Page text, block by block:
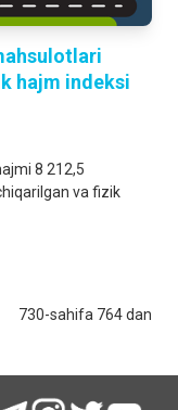
hajm indeksi
8 212,5
va fizik
730-sahifa 764 dan